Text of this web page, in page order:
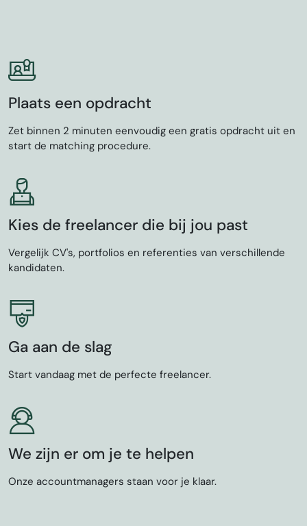
Plaats een opdracht
Zet binnen 2 minuten eenvoudig een gratis opdracht uit en
start de matching procedure.
Kies de freelancer die bij jou past
Vergelijk CV's, portfolios en referenties van verschillende
kandidaten.
Ga aan de slag
Start vandaag met de perfecte freelancer.
We zijn er om je te helpen
Onze accountmanagers staan voor je klaar.